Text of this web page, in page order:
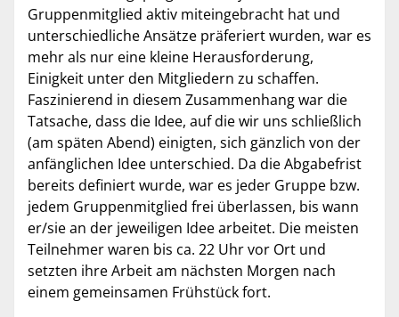
Gruppenmitglied aktiv miteingebracht hat und
unterschiedliche Ansätze präferiert wurden, war es
mehr als nur eine kleine Herausforderung,
Einigkeit unter den Mitgliedern zu schaffen.
Faszinierend in diesem Zusammenhang war die
Tatsache, dass die Idee, auf die wir uns schließlich
(am späten Abend) einigten, sich gänzlich von der
anfänglichen Idee unterschied. Da die Abgabefrist
bereits definiert wurde, war es jeder Gruppe bzw.
jedem Gruppenmitglied frei überlassen, bis wann
er/sie an der jeweiligen Idee arbeitet. Die meisten
Teilnehmer waren bis ca. 22 Uhr vor Ort und
setzten ihre Arbeit am nächsten Morgen nach
einem gemeinsamen Frühstück fort.